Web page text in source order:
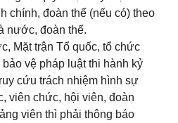
chính, đoàn thể (nếu có) theo
nước, đoàn thể.
Mặt trận Tổ quốc, tổ chức
vệ pháp luật thi hành kỷ
cứu trách nhiệm hình sự
viên chức, hội viên, đoàn
viên thì phải thông báo